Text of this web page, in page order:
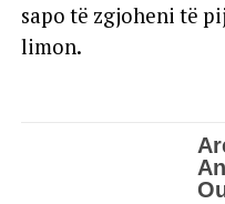
sapo të zgjoheni të
limon.